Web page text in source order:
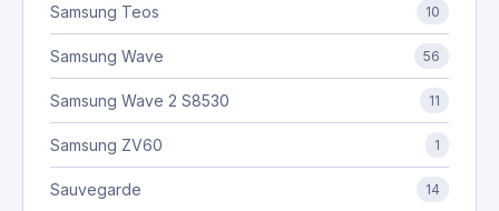
Samsung Teos 10
Samsung Wave 56
Samsung Wave 2 S8530 11
Samsung ZV60 1
Sauvegarde 14